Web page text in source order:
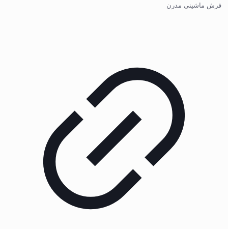
فرش ماشینی مدرن